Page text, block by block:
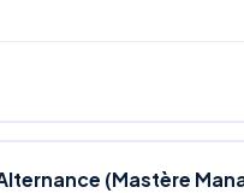
(Mastère